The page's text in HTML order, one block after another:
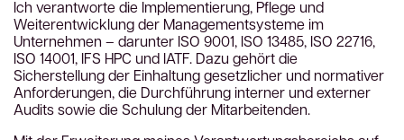
Ich verantworte die Implementierung, Pflege und
Weiterentwicklung der Managementsysteme im
Unternehmen – darunter ISO 9001, ISO 13485, ISO 22716,
ISO 14001, IFS HPC und IATF. Dazu gehört die
Sicherstellung der Einhaltung gesetzlicher und normativer
Anforderungen, die Durchführung interner und externer
Audits sowie die Schulung der Mitarbeitenden.